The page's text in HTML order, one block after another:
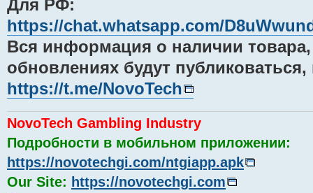
Для РФ:
https://chat.whatsapp.com/
Вся информация о наличии
обновлениях будут
https://t.me/NovoTech
NovoTech Gambling Industry
Подробности в мобильном приложении:
https://novotechgi.com/ntgiapp.apk
Our Site: https://novotechgi.com